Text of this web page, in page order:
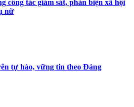
công tác giám sát, phản biện xã hội
nữ
tự hào, vững tin theo Đảng